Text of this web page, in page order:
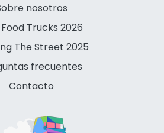
nosotros
Trucks 2026
The Street 2025
frecuentes
Contacto